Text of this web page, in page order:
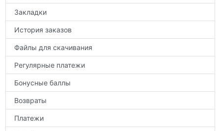
Закладки
История заказов
Файлы для скачивания
Регулярные платежи
Бонусные баллы
Возвраты
Платежи